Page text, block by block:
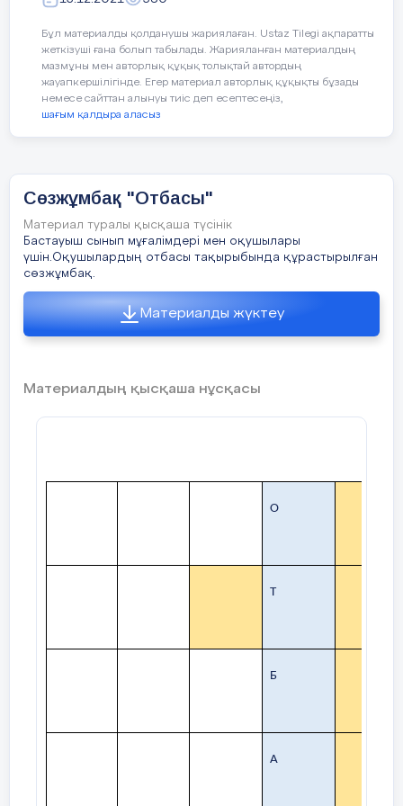
6.Сүттен жасалған тағам
Қадрия Фатима
Бұл материалды қолданушы жариялаған. Ustaz Tilegi ақпаратты
жеткізуші ғана болып табылады. Жарияланған материалдың
мазмұны мен авторлық құқық толықтай автордың
жауапкершілігінде. Егер материал авторлық құқықты бұзады
немесе сайттан алынуы тиіс деп есептесеңіз,
шағым қалдыра аласыз
Сөзжұмбақ "Отбасы"
Материал туралы қысқаша түсінік
Бастауыш сынып мұғалімдері мен оқушылары
үшін.Оқушылардың отбасы тақырыбында құрастырылған
сөзжұмбақ.
Материалды жүктеу
Материалдың қысқаша нұсқасы
О
Т
Б
А